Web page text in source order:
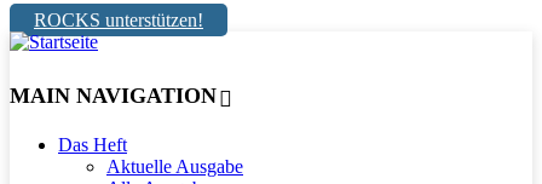
ROCKS unterstützen!
MAIN NAVIGATION
Das Heft
Aktuelle Ausgabe